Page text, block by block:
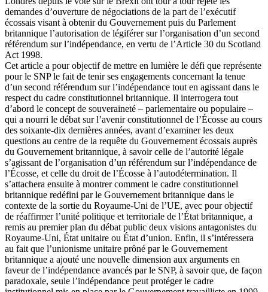
demandes d’ouverture de négociations de la part de l’exécutif
écossais visant à obtenir du Gouvernement puis du Parlement
britannique l’autorisation de légiférer sur l’organisation d’un second
référendum sur l’indépendance, en vertu de l’Article 30 du Scotland
Act 1998.
Cet article a pour objectif de mettre en lumière le défi que représente
pour le SNP le fait de tenir ses engagements concernant la tenue
d’un second référendum sur l’indépendance tout en agissant dans le
respect du cadre constitutionnel britannique. Il interrogera tout
d’abord le concept de souveraineté – parlementaire ou populaire –
qui a nourri le débat sur l’avenir constitutionnel de l’Écosse au cours
des soixante-dix dernières années, avant d’examiner les deux
questions au centre de la requête du Gouvernement écossais auprès
du Gouvernement britannique, à savoir celle de l’autorité légale
s’agissant de l’organisation d’un référendum sur l’indépendance de
l’Écosse, et celle du droit de l’Écosse à l’autodétermination. Il
s’attachera ensuite à montrer comment le cadre constitutionnel
britannique redéfini par le Gouvernement britannique dans le
contexte de la sortie du Royaume-Uni de l’UE, avec pour objectif
de réaffirmer l’unité politique et territoriale de l’État britannique, a
remis au premier plan du débat public deux visions antagonistes du
Royaume-Uni, État unitaire ou État d’union. Enfin, il s’intéressera
au fait que l’unionisme unitaire prôné par le Gouvernement
britannique a ajouté une nouvelle dimension aux arguments en
faveur de l’indépendance avancés par le SNP, à savoir que, de façon
paradoxale, seule l’indépendance peut protéger le cadre